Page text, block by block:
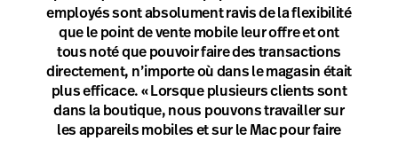
employés sont absolument ravis de la flexibilité
que le point de vente mobile leur offre et ont
tous noté que pouvoir faire des transactions
directement, n’importe où dans le magasin était
plus efficace. « Lorsque plusieurs clients sont
dans la boutique, nous pouvons travailler sur
les appareils mobiles et sur le Mac pour faire